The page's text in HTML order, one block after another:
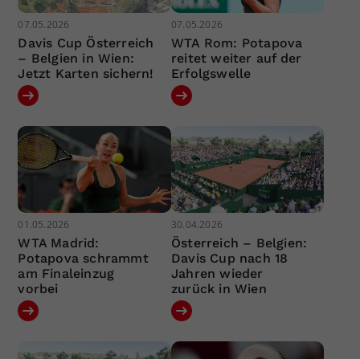
07.05.2026
Davis Cup Österreich
– Belgien in Wien:
Jetzt Karten sichern!
07.05.2026
WTA Rom: Potapova
reitet weiter auf der
Erfolgswelle
01.05.2026
WTA Madrid:
Potapova schrammt
am Finaleinzug
vorbei
30.04.2026
Österreich – Belgien:
Davis Cup nach 18
Jahren wieder
zurück in Wien